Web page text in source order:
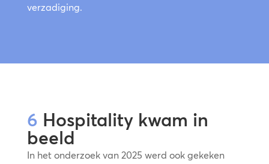
verzadiging.
6 Hospitality kwam in
beeld
In het onderzoek van 2025 werd ook gekeken